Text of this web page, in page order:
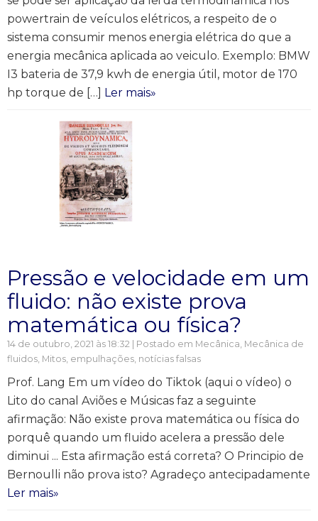
powertrain de veículos elétricos, a respeito de o
sistema consumir menos energia elétrica do que a
energia mecânica aplicada ao veiculo. Exemplo: BMW
I3 bateria de 37,9 kwh de energia útil, motor de 170
hp torque de […] Ler mais»
Pressão e velocidade em um
fluido: não existe prova
matemática ou física?
14 de outubro, 2021 às 18:32 | Postado em Mecânica, Mecânica de
fluidos, Mitos, empulhações, notícias falsas
Prof. Lang Em um vídeo do Tiktok (aqui o vídeo) o
Lito do canal Aviões e Músicas faz a seguinte
afirmação: Não existe prova matemática ou física do
porquê quando um fluido acelera a pressão dele
diminui ... Esta afirmação está correta? O Principio de
Bernoulli não prova isto? Agradeço antecipadamente
Ler mais»